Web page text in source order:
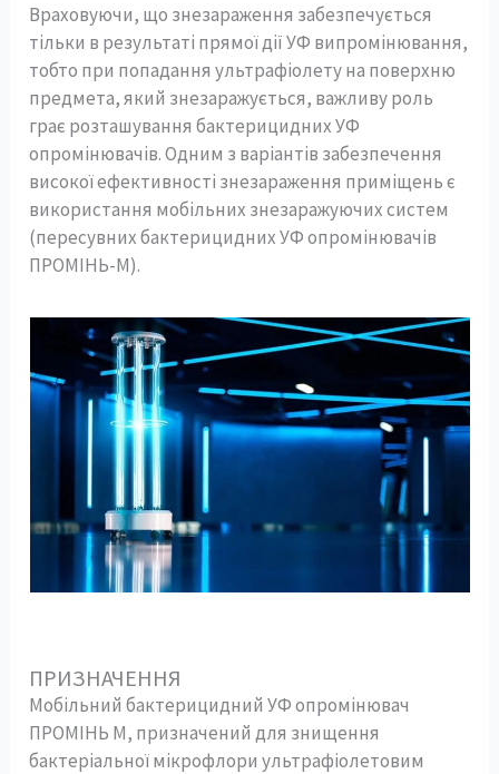
Враховуючи, що знезараження забезпечується
тільки в результаті прямої дії УФ випромінювання,
тобто при попадання ультрафіолету на поверхню
предмета, який знезаражується, важливу роль
грає розташування бактерицидних УФ
опромінювачів. Одним з варіантів забезпечення
високої ефективності знезараження приміщень є
використання мобільних знезаражуючих систем
(пересувних бактерицидних УФ опромінювачів
ПРОМІНЬ-М).
ПРИЗНАЧЕННЯ
Мобільний бактерицидний УФ опромінювач
ПРОМІНЬ M, призначений для знищення
бактеріальної мікрофлори ультрафіолетовим